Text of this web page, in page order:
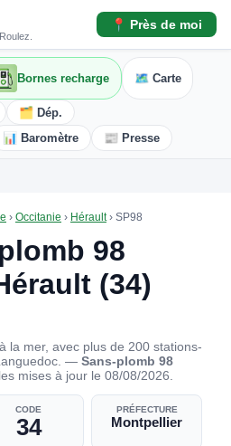
📍 Près de moi
Bornes recharge 🗺️ Carte
🗂️ Dép.
📊 Baromètre 📰 Presse
› Occitanie › Hérault› SP98
98
(34)
la mer, avec plus de 200 stations-
— Sans-plomb 98
mises à jour le 08/08/2026.
CODE
34
PRÉFECTURE
Montpellier